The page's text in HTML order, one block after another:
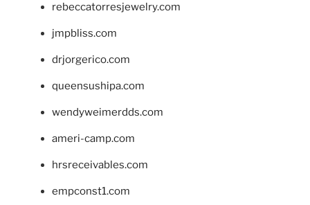
rebeccatorresjewelry.com
jmpbliss.com
drjorgerico.com
queensushipa.com
wendyweimerdds.com
ameri-camp.com
hrsreceivables.com
empconst1.com